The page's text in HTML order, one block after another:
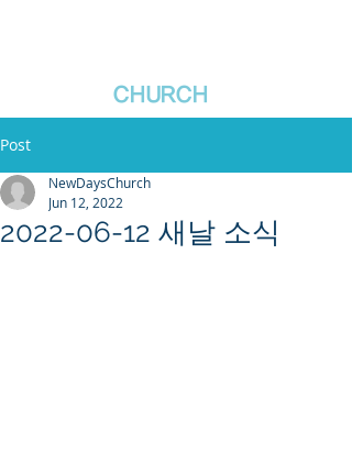
CHURCH
Post
2022-06-12 새날 소식
NewDaysChurch
Jun 12, 2022